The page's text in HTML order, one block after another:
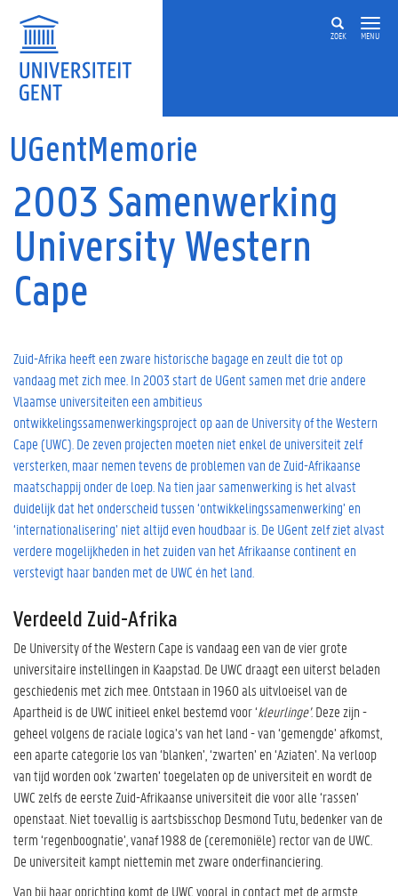
ZOEK MENU
UGentMemorie
2003 Samenwerking
University Western
Cape
Zuid-Afrika heeft een zware historische bagage en zeult die tot op
vandaag met zich mee. In 2003 start de UGent samen met drie andere
Vlaamse universiteiten een ambitieus
ontwikkelingssamenwerkingsproject op aan de University of the Western
Cape (UWC). De zeven projecten moeten niet enkel de universiteit zelf
versterken, maar nemen tevens de problemen van de Zuid-Afrikaanse
maatschappij onder de loep. Na tien jaar samenwerking is het alvast
duidelijk dat het onderscheid tussen ‘ontwikkelingssamenwerking’ en
‘internationalisering’ niet altijd even houdbaar is. De UGent zelf ziet alvast
verdere mogelijkheden in het zuiden van het Afrikaanse continent en
verstevigt haar banden met de UWC én het land.
Verdeeld Zuid-Afrika
De University of the Western Cape is vandaag een van de vier grote
universitaire instellingen in Kaapstad. De UWC draagt een uiterst beladen
geschiedenis met zich mee. Ontstaan in 1960 als uitvloeisel van de
Apartheid is de UWC initieel enkel bestemd voor ‘kleurlinge’. Deze zijn -
geheel volgens de raciale logica’s van het land - van ‘gemengde’ afkomst,
een aparte categorie los van ‘blanken’, ‘zwarten’ en ‘Aziaten’. Na verloop
van tijd worden ook ‘zwarten’ toegelaten op de universiteit en wordt de
UWC zelfs de eerste Zuid-Afrikaanse universiteit die voor alle ‘rassen’
openstaat. Niet toevallig is aartsbisschop Desmond Tutu, bedenker van de
term ‘regenboognatie’, vanaf 1988 de (ceremoniële) rector van de UWC.
De universiteit kampt niettemin met zware onderfinanciering.
Van bij haar oprichting komt de UWC vooral in contact met de armste,